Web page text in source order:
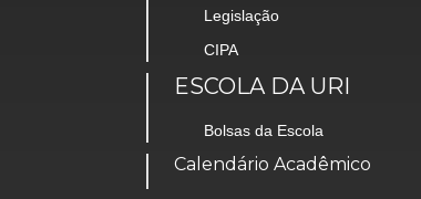
Legislação
CIPA
ESCOLA DA URI
Bolsas da Escola
Calendário Acadêmico